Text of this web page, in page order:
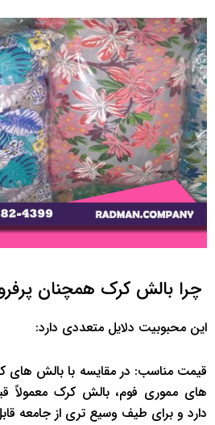
چرا بالش کرک همچنان
این محبوبیت دلایل متعددی دارد:
قیمت مناسب: در مقایسه با بالش های
های مموری فوم، بالش کرک معمولاً
دارد و برای طیف وسیع تری از جامعه